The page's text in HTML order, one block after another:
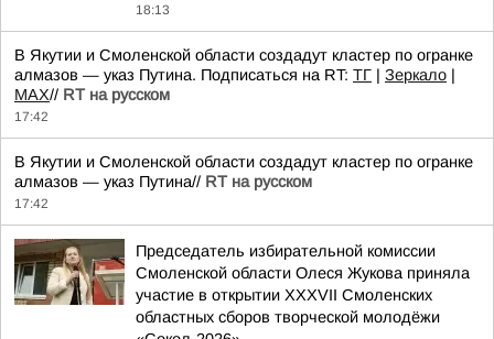
18:13
В Якутии и Смоленской области создадут кластер по огранке
алмазов — указ Путина. Подписаться на RT: ТГ | Зеркало |
MAX// RT на русском
17:42
В Якутии и Смоленской области создадут кластер по огранке
алмазов — указ Путина// RT на русском
17:42
Председатель избирательной комиссии
Смоленской области Олеся Жукова приняла
участие в открытии XXXVII Смоленских
областных сборов творческой молодёжи